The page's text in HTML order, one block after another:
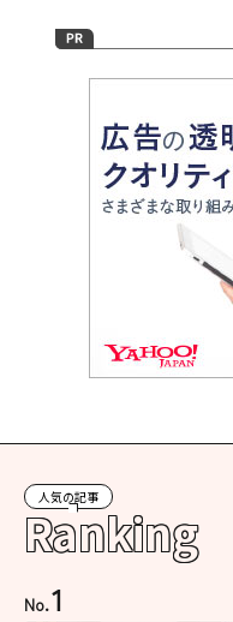
人気の記事
Ranking
No.1